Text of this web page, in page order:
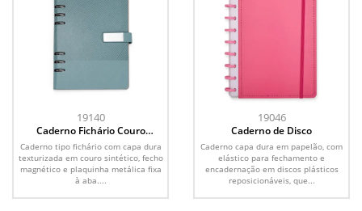
19140
Caderno Fichário Couro
Sintético
Caderno tipo fichário com capa dura
texturizada em couro sintético, fecho
magnético e plaquinha metálica fixa
à aba....
19046
Caderno de Disco
Caderno capa dura em papelão, com
elástico para fechamento e
encadernação em discos plásticos
reposicionáveis, que...